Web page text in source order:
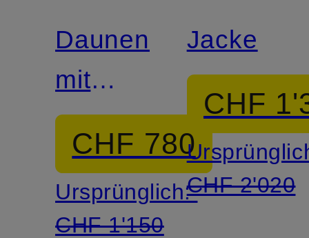
Daunenmantel
mit
abnehmbarer
Kapuze
CHF 780
Ursprünglich:
CHF 1'150
Jacke
CHF
CHF 2'020